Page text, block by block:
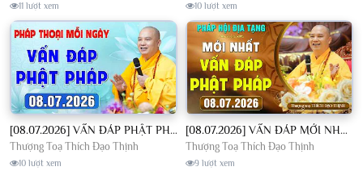
11 lượt xem 10 lượt xem
[08.07.2026] VẤN ĐÁP PHẬT PHÁP - Nghe Thầy giảng Pháp mỗi ngày CÔNG ĐỨC VÔ LƯỢNG│TT. Thích Đạo Thịnh
Thượng Toạ Thích Đạo Thịnh
10 lượt xem
[08.07.2026] VẤN ĐÁP MỚI NHẤT - Pháp Hội Địa Tạng Chùa Khai Nguyên | TT. Thích Đạo Thịnh
Thượng Toạ Thích Đạo Thịnh
9 lượt xem